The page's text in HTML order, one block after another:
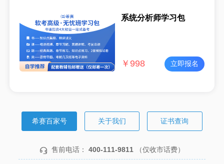
系统分析师学习包
￥ 998 立即报名
希赛百家号 关于我们 证书查询
售前电话： 400-111-9811 （仅收市话费）